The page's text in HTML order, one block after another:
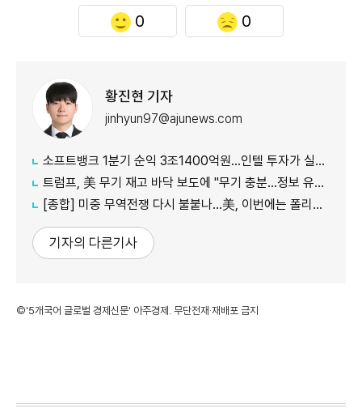
0 0
황진현 기자
jinhyun97@ajunews.com
소프트뱅크 1분기 순익 3조1400억원…인텔 투자가 실적 견인
트럼프, 美 무기 재고 바닥 보도에 "무기 충분…정보 유출자에 장기형"
[종합] 미중 무역전쟁 다시 불붙나…美, 이번에는 폴리실리콘 관세 15% 추진
기자의 다른기사
©'5개국어 글로벌 경제신문' 아주경제. 무단전재·재배포 금지